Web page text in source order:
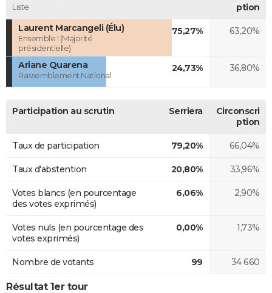
Liste
ption
Laurent Marcangeli (Élu)
Ensemble ! (Majorité
présidentielle)
75,27% 63,20%
Ariane Quarena
Rassemblement National
24,73% 36,80%
Participation au scrutin Serriera
Circonscri
ption
Taux de participation 79,20% 66,04%
Taux d'abstention 20,80% 33,96%
Votes blancs (en pourcentage
des votes exprimés)
6,06% 2,90%
Votes nuls (en pourcentage des
votes exprimés)
0,00% 1,73%
Nombre de votants 99 34 660
Résultat 1er tour